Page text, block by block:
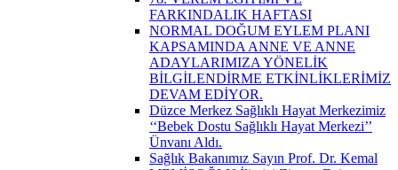
FARKINDALIK HAFTASI
NORMAL DOĞUM EYLEM PLANI
KAPSAMINDA ANNE VE ANNE
ADAYLARIMIZA YÖNELİK
BİLGİLENDİRME ETKİNLİKLERİMİZ
DEVAM EDİYOR.
Düzce Merkez Sağlıklı Hayat Merkezimiz
‘‘Bebek Dostu Sağlıklı Hayat Merkezi’’
Ünvanı Aldı.
Sağlık Bakanımız Sayın Prof. Dr. Kemal